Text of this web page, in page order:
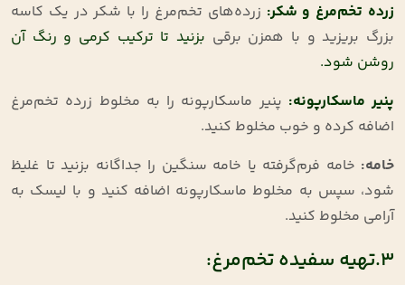
زرده تخم‌مرغ و شکر: زرده‌های تخم‌مرغ را با شکر در یک کاسه
بزرگ بریزید و با همزن برقی بزنید تا ترکیب کرمی و رنگ آن
روشن شود.
پنیر ماسکارپونه: پنیر ماسکارپونه را به مخلوط زرده تخم‌مرغ
اضافه کرده و خوب مخلوط کنید.
خامه: خامه فرم‌گرفته یا خامه سنگین را جداگانه بزنید تا غلیظ
شود، سپس به مخلوط ماسکارپونه اضافه کنید و با لیسک به
آرامی مخلوط کنید.
3.تهیه سفیده تخم‌مرغ: